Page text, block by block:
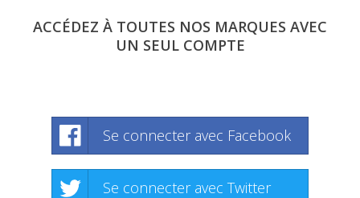
ACCÉDEZ À TOUTES NOS MARQUES AVEC
UN SEUL COMPTE
Se connecter avec Facebook
Se connecter avec Twitter